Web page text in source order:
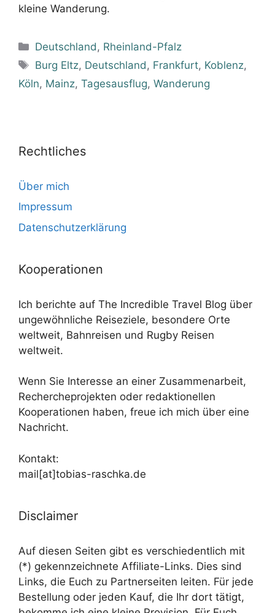
kleine Wanderung.
Kategorien
Deutschland , Rheinland-Pfalz
Schlagwörter
Burg Eltz, Deutschland , Frankfurt, Koblenz,
Köln, Mainz, Tagesausflug, Wanderung
Rechtliches
Über mich
Impressum
Datenschutzerklärung
Kooperationen
Ich berichte auf The Incredible Travel Blog über
ungewöhnliche Reiseziele, besondere Orte
weltweit, Bahnreisen und Rugby Reisen
weltweit.
Wenn Sie Interesse an einer Zusammenarbeit,
Rechercheprojekten oder redaktionellen
Kooperationen haben, freue ich mich über eine
Nachricht.
Kontakt:
mail[at]tobias-raschka.de
Disclaimer
Auf diesen Seiten gibt es verschiedentlich mit
(*) gekennzeichnete Affiliate-Links. Dies sind
Links, die Euch zu Partnerseiten leiten. Für jede
Bestellung oder jeden Kauf, die Ihr dort tätigt,